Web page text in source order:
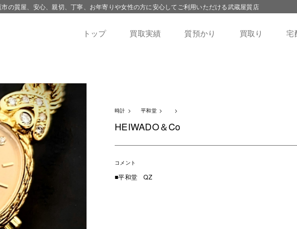
の質屋、安心、親切、丁寧、お年寄りや女性の方に安心してご利用いただける武蔵屋質店
トップ 買取実績 質預かり 買取り 宅
時計 平和堂
HEIWADO＆Co
コメント
■平和堂 QZ